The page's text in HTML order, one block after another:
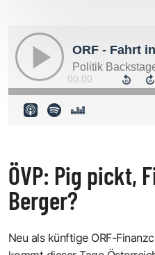
ÖVP: Pig pickt,
Berger?
Neu als künftige ORF-